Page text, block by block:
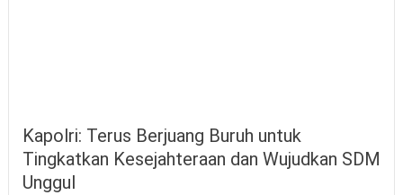
Kapolri: Terus Berjuang Buruh untuk
Tingkatkan Kesejahteraan dan Wujudkan SDM
Unggul